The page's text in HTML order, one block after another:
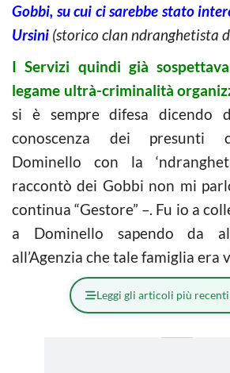
Gobbi, su cui ci sarebbe stato
Ursini (storico clan ndranghetista
I Servizi quindi già
legame ultrà-criminalità
si è sempre difesa dicendo
conoscenza dei presunti
Dominello con la
raccontò dei Gobbi non mi
continua “Gestore” –. Fu io a
a Dominello sapendo da
all’Agenzia che tale famiglia era
Leggi gli articoli più